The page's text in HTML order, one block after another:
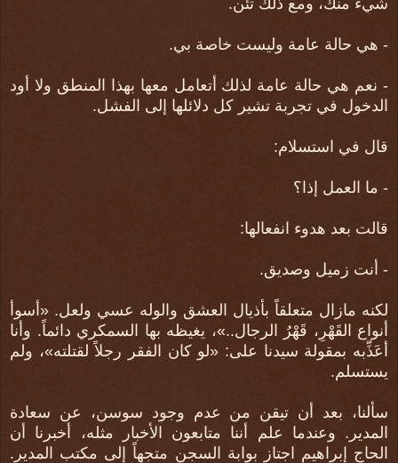
- هي حالة عامة وليست خاصة بي.
- نعم هي حالة عامة لذلك أتعامل معها بهذا المنطق ولا أود
الدخول في تجربة تشير كل دلائلها إلى الفشل.
قال في استسلام:
- ما العمل إذا؟
قالت بعد هدوء انفعالها:
- أنت زميل وصديق.
لكنه مازال متعلقاً بأذيال العشق والوله عسي ولعل. «أسوأ
أنواع القَهْرِ، قَهْرُ الرجال..»، يغيظه بها السمكري دائماً. وأنا
أعَذِّبه بمقولة سيدنا على: «لو كان الفقر رجلاً لقتلته»، ولم
يستسلم.
سألنا، بعد أن تيقن من عدم وجود سوسن، عن سعادة
المدير. وعندما علم أننا متابعون الأخبار مثله، أخبرنا أن
الحاج إبراهيم اجتاز بوابة السجن متجهاً إلى مكتب المدير.